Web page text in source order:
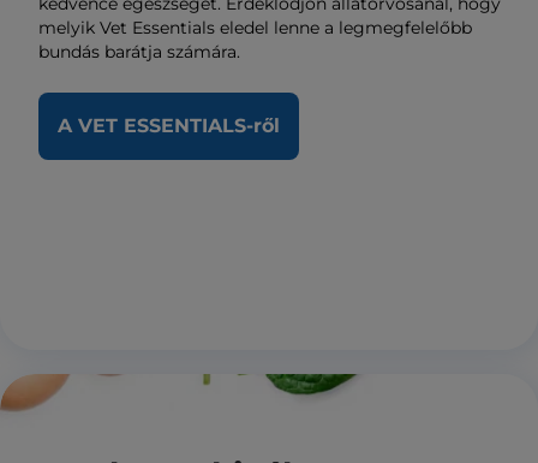
melyik Vet Essentials eledel lenne a legmegfelelőbb
bundás barátja számára.
A VET ESSENTIALS-ről